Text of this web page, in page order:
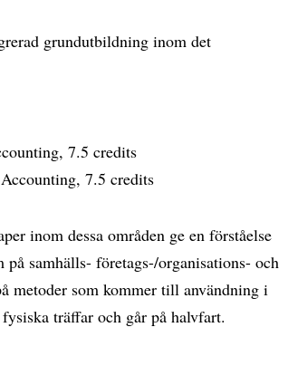
grundutbildning inom det
7.5 credits
7.5 credits
inom dessa områden ge en förståelse
samhälls- företags-/organisations- och
metoder som kommer till användning i
träffar och går på halvfart.